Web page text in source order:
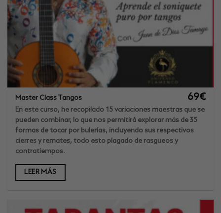
Master Class Tangos 69€
En este curso, he recopilado 15 variaciones maestras que se
pueden combinar, lo que nos permitirá explorar más de 35
formas de tocar por bulerías, incluyendo sus respectivos
cierres y remates, todo esto plagado de rasgueos y
contratiempos.
LEER MÁS